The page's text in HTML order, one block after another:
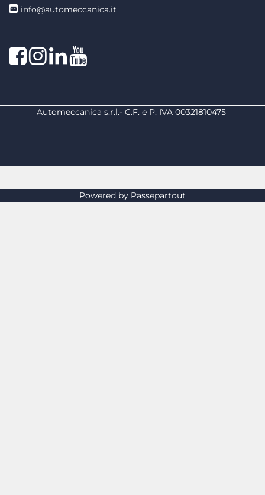
info@automeccanica.it
FacebookInstagram
linkedin
Automeccanica s.r.l.- C.F. e P. IVA 00321810475
Powered by Passepartout